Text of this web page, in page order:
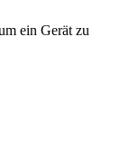
ein Gerät zu